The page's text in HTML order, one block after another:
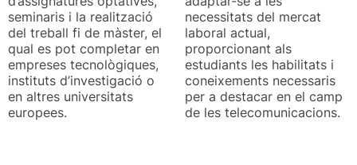
seminaris i la realització
del treball fi de màster, el
qual es pot completar en
empreses tecnològiques,
instituts d’investigació o
en altres universitats
europees.
necessitats del mercat
laboral actual,
proporcionant als
estudiants les habilitats i
coneixements necessaris
per a destacar en el camp
de les telecomunicacions.